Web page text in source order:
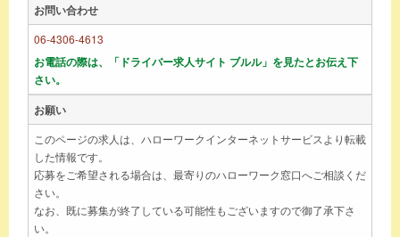
お問い合わせ
06-4306-4613
お電話の際は、「ドライバー求人サイト ブルル」を見たとお伝え下
さい。
お願い
このページの求人は、ハローワークインターネットサービスより転載
した情報です。
応募をご希望される場合は、最寄りのハローワーク窓口へご相談くだ
さい。
なお、既に募集が終了している可能性もございますので御了承下さ
い。